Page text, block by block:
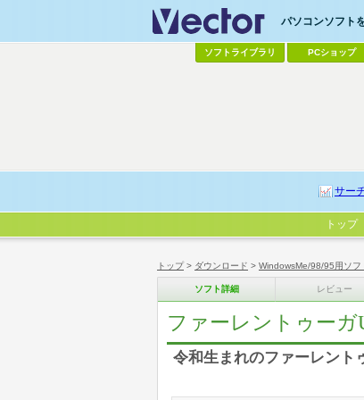
トップ> ダウンロード > WindowsMe/98/95用ソフ
ソフト詳細 レビュー
ファーレントゥーガ
令和生まれのファーレント
パソコンソフト
ソフトライブラリ PCショップ
サー
トップ